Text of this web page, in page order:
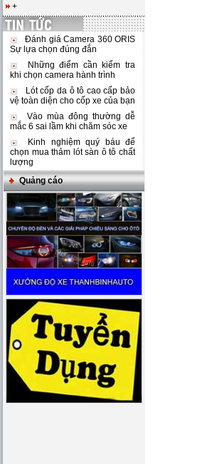
+
Đánh giá Camera 360 ORIS
Sự lựa chọn đúng đắn
Những điểm cần kiểm tra
khi chọn camera hành trình
Lót cốp da ô tô cao cấp bảo
vệ toàn diện cho cốp xe của bạn
Vào mùa đông thường dễ
mắc 6 sai lầm khi chăm sóc xe
Kinh nghiệm quý báu để
chọn mua thảm lót sàn ô tô chất
lượng
Quảng cáo